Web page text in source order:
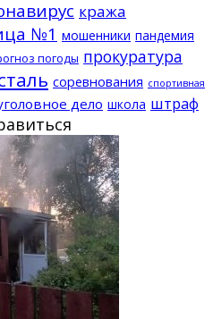
кража
№1 мошенники пандемия
погоды прокуратура
соревнования спортивная
дело школа штраф